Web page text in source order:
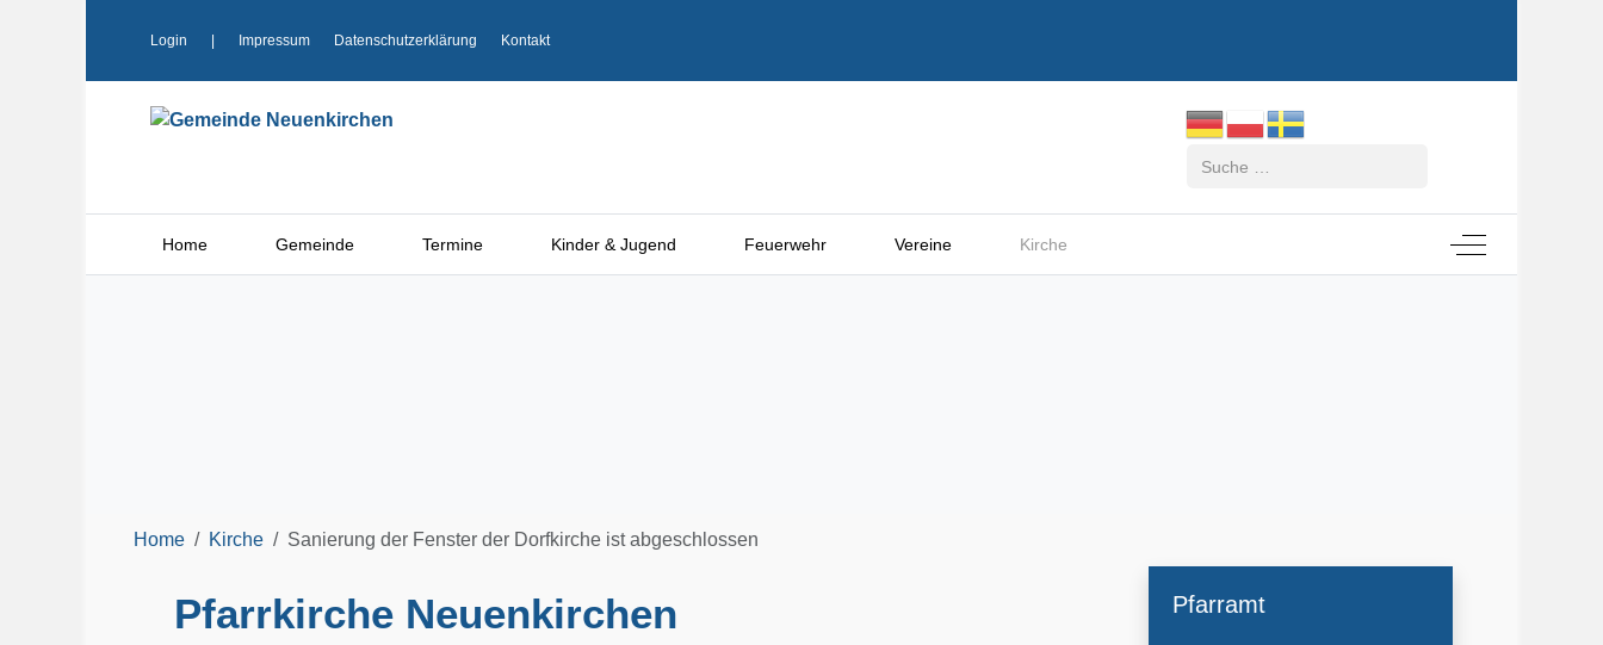
Login Impressum Datenschutzerklärung Kontakt
Home Gemeinde Termine Kinder & Jugend Feuerwehr Vereine Kirche Off-Canvas
Home Kirche Sanierung der Fenster der Dorfkirche ist abgeschlossen
Pfarrkirche Neuenkirchen Pfarramt